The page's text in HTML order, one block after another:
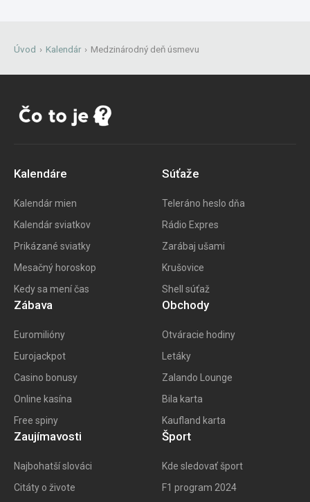
Úvod › Kalendár › Medzinárodný deň úsmevu
Kalendáre
Kalendár mien
Kalendár sviatkov
Prikázané sviatky
Mesačný horoskop
Kedy sa mení čas
Súťaže
Teleráno heslo dňa
Rádio Expres
Zarábaj ušami
Krušovice
Shell súťaž
Zábava
Euromilióny
Eurojackpot
Casino bonusy
Online kasína
Free spiny
Obchody
Otváracie hodiny
Letáky
Zalando Lounge
Bila karta
Kaufland karta
Zaujímavosti
Najbohatší slováci
Citáty o živote
Šport
Kde sledovať šport
F1 program 2024